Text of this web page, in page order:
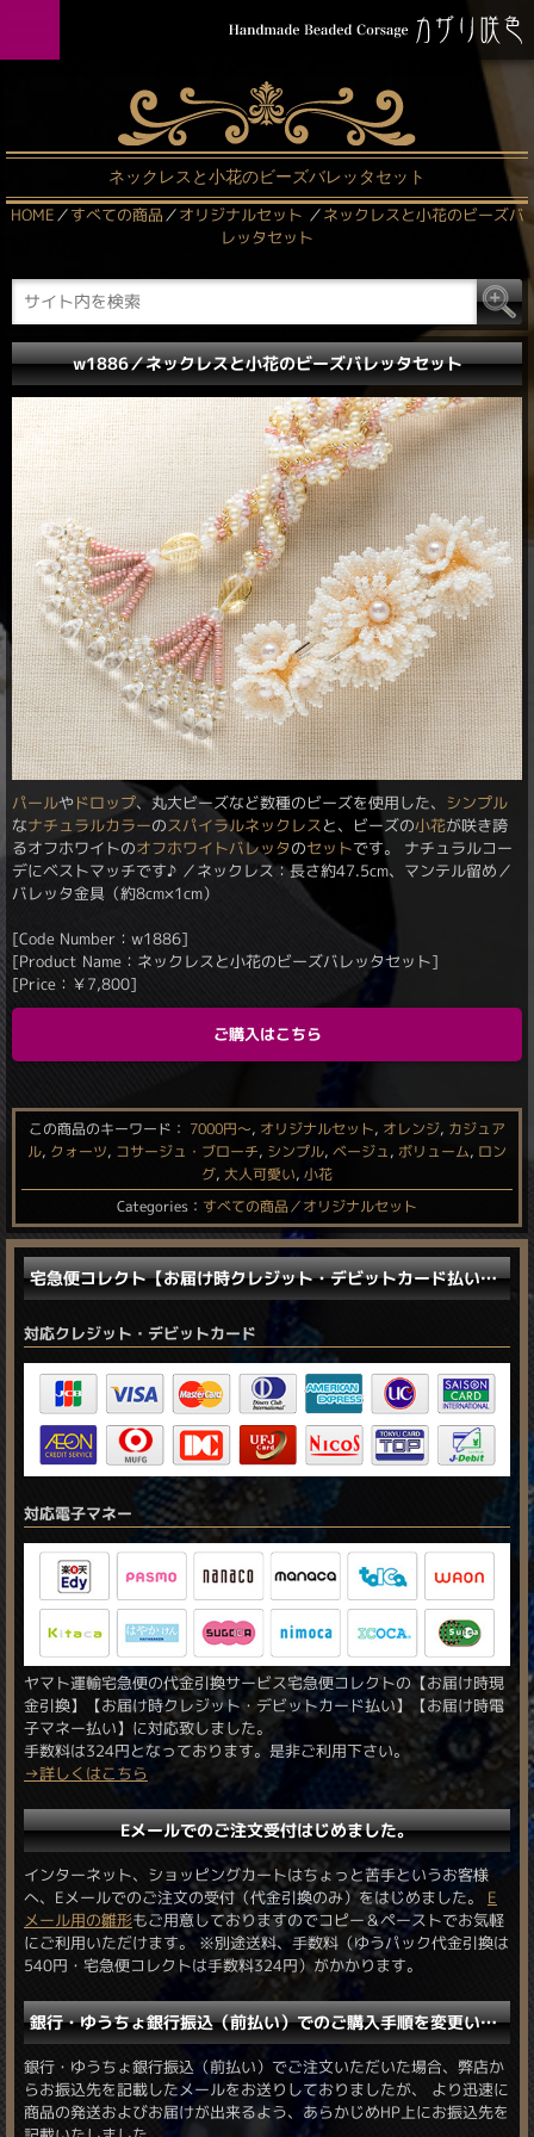
ネックレスと小花のビーズバレッタセット
HOME ／すべての商品 ／オリジナルセット ／ネックレスと小花のビーズバ
レッタセット
w1886／ネックレスと小花のビーズバレッタセット
パールやドロップ、丸大ビーズなど数種のビーズを使用した、
シンプル
なナチュラルカラーのスパイラルネックレス と、ビーズの小花が咲き誇
るオフホワイトのオフホワイトバレッタのセットです。 ナチュラルコー
デにベストマッチです♪ ／ネックレス：長さ約47.5cm、マンテル留め／
バレッタ金具（約8cm×1cm）
[Code Number：w1886]
[Product Name：ネックレスと小花のビーズバレッタセット]
[Price： ￥7,800]
ご購入はこちら
この商品のキーワード： 7000円〜, オリジナルセット, オレンジ, カジュア
ル, クォーツ, コサージュ・ブローチ, シンプル, ベージュ, ボリューム, ロン
グ, 大人可愛い, 小花
Categories： すべての商品／オリジナルセット
宅急便コレクト【お届け時クレジット・デビットカード払い／電子マネー払い】に対応しました。
対応クレジット・デビットカード
対応電子マネー
ヤマト運輸宅急便の代金引換サービス宅急便コレクトの【お届け時現
金引換】【お届け時クレジット・デビットカード払い】【お届け時電
子マネー払い】に対応致しました。
手数料は324円となっております。是非ご利用下さい。
→詳しくはこちら
Eメールでのご注文受付はじめました。
インターネット、ショッピングカートはちょっと苦手というお客様
へ、Eメールでのご注文の受付（代金引換のみ）をはじめました。 E
メール用の雛形もご用意しておりますのでコピー＆ペーストでお気軽
にご利用いただけます。 ※別途送料、手数料（ゆうパック代金引換は
540円・宅急便コレクトは手数料324円）がかかります。
銀行・ゆうちょ銀行振込（前払い）でのご購入手順を変更いたしました。
銀行・ゆうちょ銀行振込（前払い）でご注文いただいた場合、弊店か
らお振込先を記載したメールをお送りしておりましたが、 より迅速に
商品の発送およびお届けが出来るよう、あらかじめHP上にお振込先を